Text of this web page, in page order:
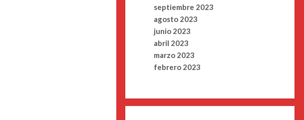
septiembre 2023
agosto 2023
junio 2023
abril 2023
marzo 2023
febrero 2023